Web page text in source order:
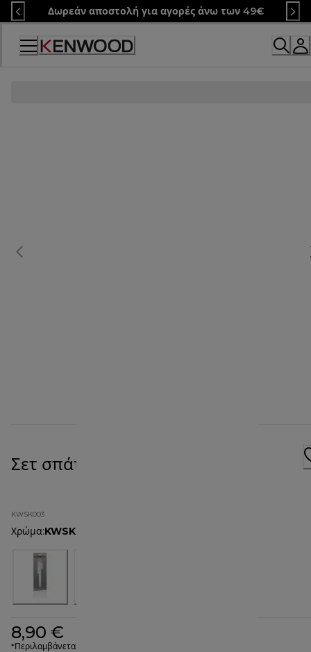
Skip
to
Content
Δωρεάν αποστολή για αγορές άνω των 49€
Σετ σπάτουλες KWSK003
KWSK003
Χρώμα:KWSK003
8,90 €
*Περιλαμβάνεται ΦΠΑ